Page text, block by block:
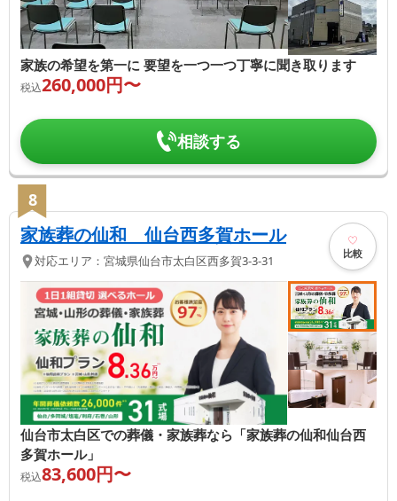
家族の希望を第一に 要望を一つ一つ丁寧に聞き取ります
税込260,000円〜
相談する
8
家族葬の仙和 仙台西多賀ホール
対応エリア： 宮城県仙台市太白区西多賀3-3-31 比較
仙台市太白区での葬儀・家族葬なら「家族葬の仙和仙台西
多賀ホール」
税込83,600円〜